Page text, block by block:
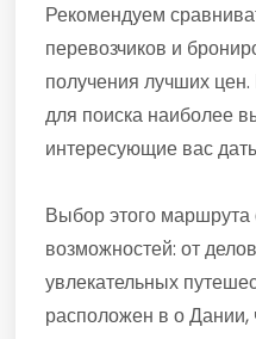
Рекомендуем
перевозчиков и
получения лучших
для поиска наиболее
интересующие вас
Выбор этого
возможностей: от
увлекательных
расположен в о Дании,